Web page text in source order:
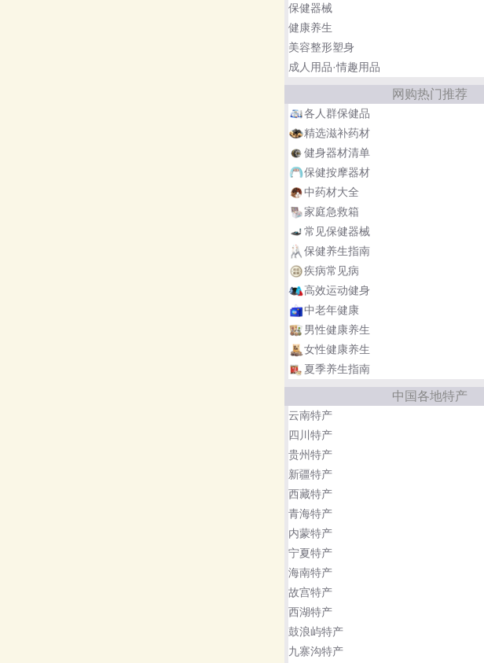
保健器械
健康养生
美容整形塑身
成人用品·情趣用品
网购热门推荐
各人群保健品
精选滋补药材
健身器材清单
保健按摩器材
中药材大全
家庭急救箱
常见保健器械
保健养生指南
疾病常见病
高效运动健身
中老年健康
男性健康养生
女性健康养生
夏季养生指南
中国各地特产
云南特产
四川特产
贵州特产
新疆特产
西藏特产
青海特产
内蒙特产
宁夏特产
海南特产
故宫特产
西湖特产
鼓浪屿特产
九寨沟特产